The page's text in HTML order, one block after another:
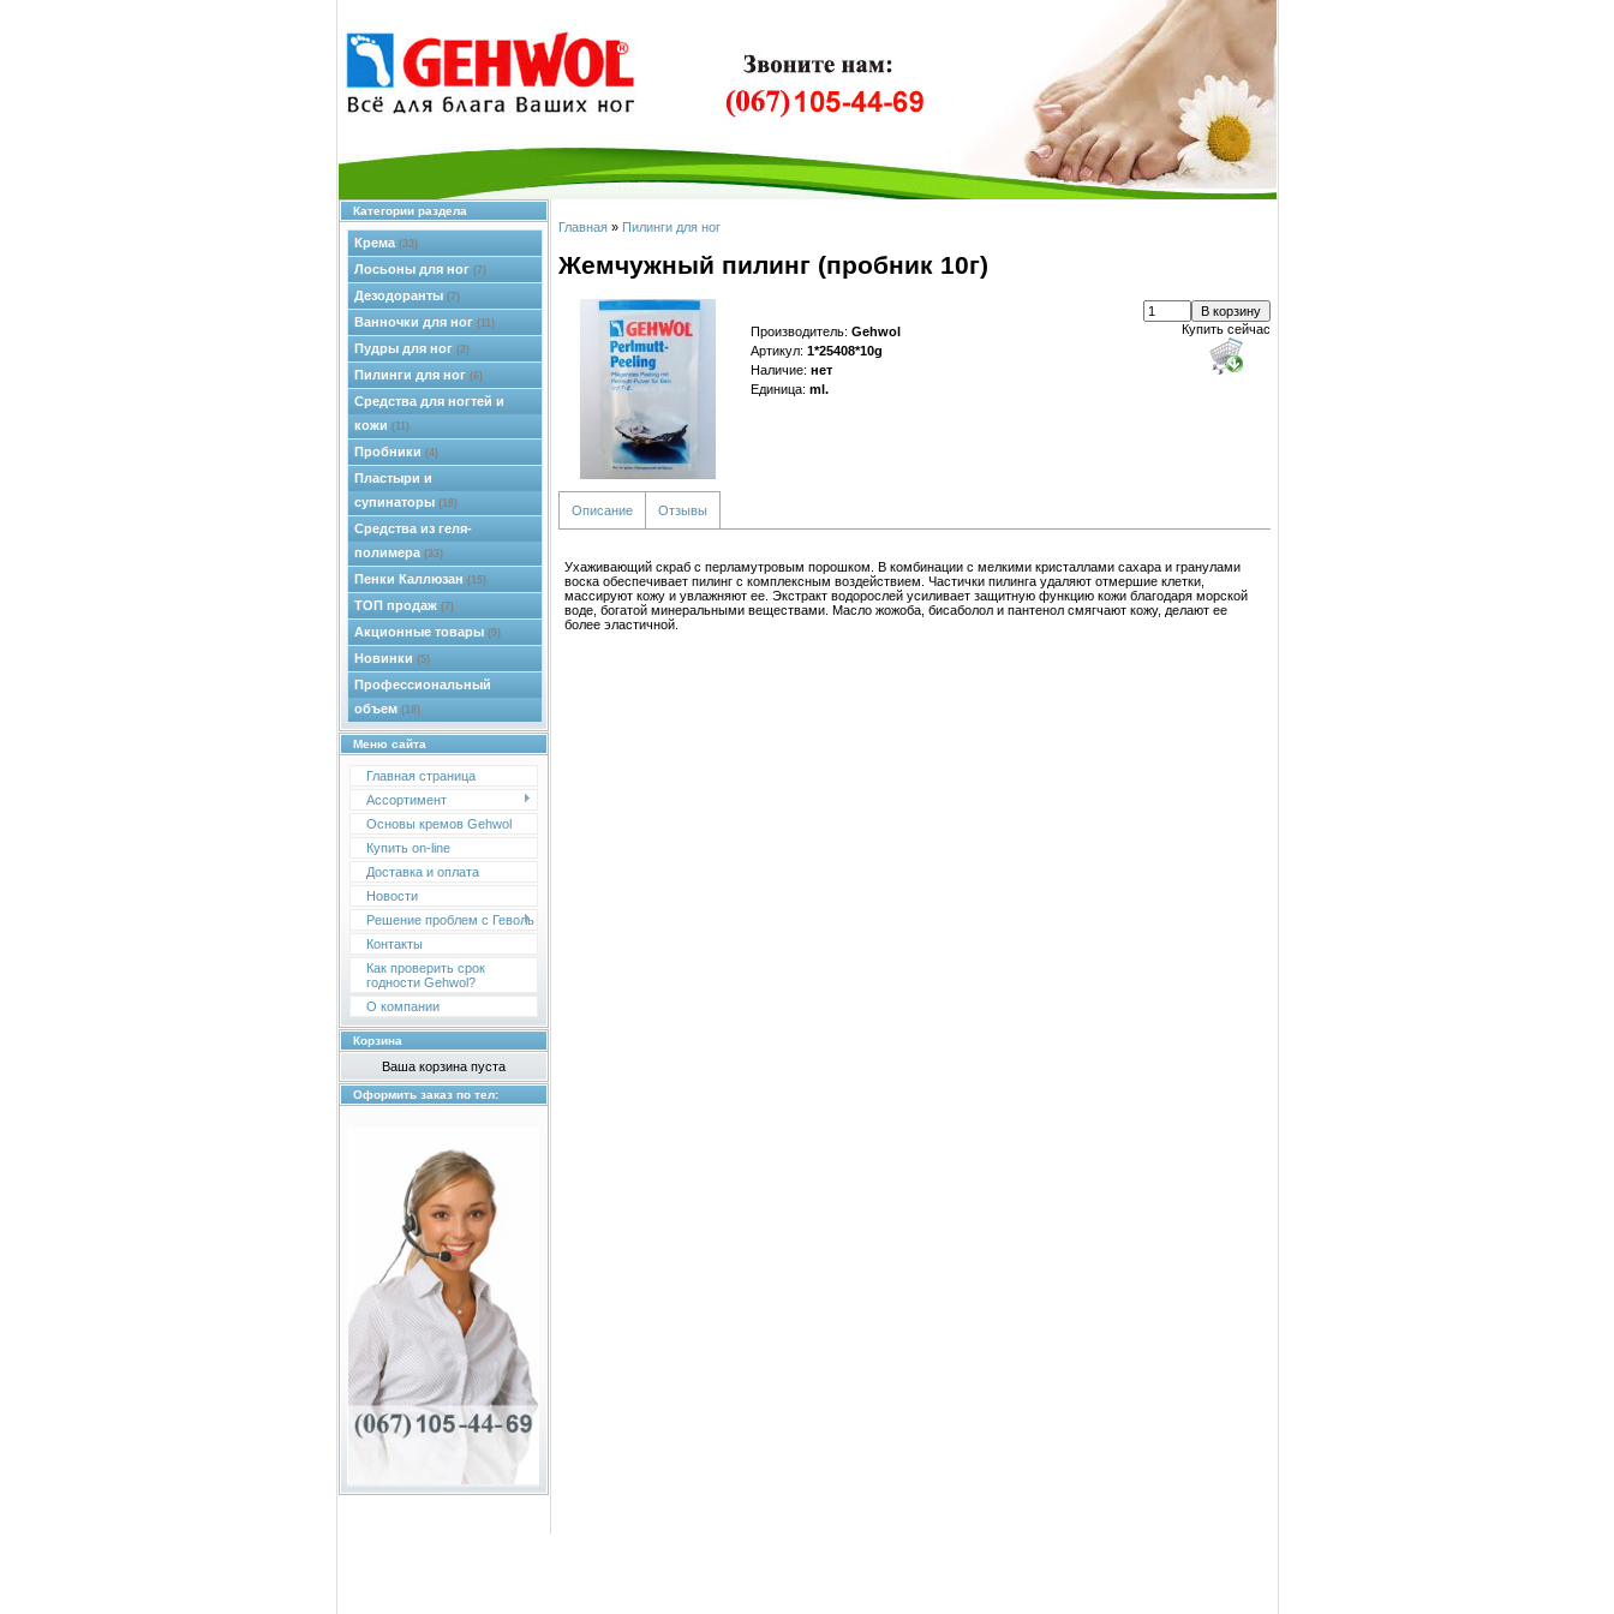
Категории раздела
Крема (33)
Лосьоны для ног (7)
Дезодоранты (7)
Ванночки для ног (11)
Пудры для ног (2)
Пилинги для ног (6)
Средства для ногтей и
кожи (11)
Пробники (4)
Пластыри и
супинаторы (18)
Средства из геля-
полимера (33)
Пенки Каллюзан (15)
ТОП продаж (7)
Акционные товары (9)
Новинки (5)
Профессиональный
объем (18)
Меню сайта
Главная страница
Ассортимент
Основы кремов Gehwol
Купить on-line
Доставка и оплата
Новости
Решение проблем с Геволь
Контакты
Как проверить срок
годности Gehwol?
О компании
Корзина
Ваша корзина пуста
Оформить заказ по тел:
Главная » Пилинги для ног
Жемчужный пилинг (пробник 10г)
Производитель: Gehwol
Артикул: 1*25408*10g
Наличие: нет
Единица: ml.
Купить сейчас
Описание Отзывы
Ухаживающий скраб с перламутровым порошком. В комбинации с мелкими кристаллами сахара и гранулами
воска обеспечивает пилинг с комплексным воздействием. Частички пилинга удаляют отмершие клетки,
массируют кожу и увлажняют ее. Экстракт водорослей усиливает защитную функцию кожи благодаря морской
воде, богатой минеральными веществами. Масло жожоба, бисаболол и пантенол смягчают кожу, делают ее
более эластичной.